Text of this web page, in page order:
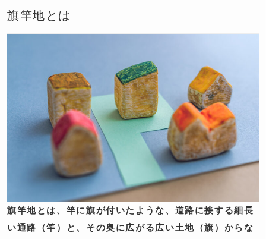
旗竿地とは
旗竿地とは、竿に旗が付いたような、道路に接する細長
い通路（竿）と、その奥に広がる広い土地（旗）からな